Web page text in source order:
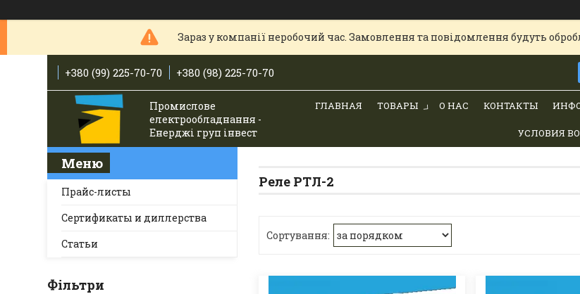
Зараз у компанії неробочий час. Замовлення та повідомлення будуть
+380 (99) 225-70-70 +380 (98) 225-70-70
Промислове
електрообладнання -
Енерджі груп інвест
ГЛАВНАЯ ТОВАРЫ О НАС КОНТАКТЫ
УСЛОВИЯ
Реле РТЛ-2
Прайс-листы
Сертификаты и диллерства
Статьи
Фільтри